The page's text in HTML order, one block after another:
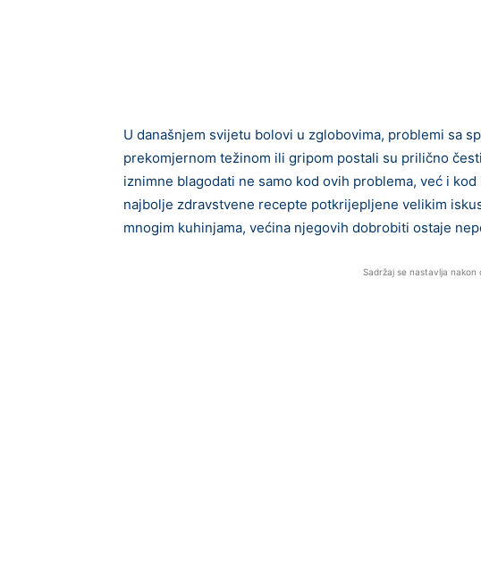
U današnjem svijetu bolovi u zglobovima, problemi sa
prekomjernom težinom ili gripom postali su prilično
iznimne blagodati ne samo kod ovih problema, već i
najbolje zdravstvene recepte potkrijepljene velikim
mnogim kuhinjama, većina njegovih dobrobiti ostaje
Sadržaj se nastavlja nakon